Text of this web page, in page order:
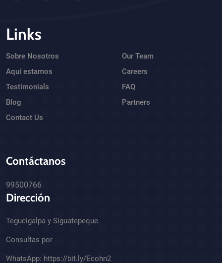
Links
Sobre Nosotros
Aquí estamos
Testimonials
Blog
Contact Us
Our Team
Careers
FAQ
Partners
Contáctanos
99500766
Dirección
Tegucigalpa y Siguatepeque.
Consultas por
WhatsApp: https://bit.ly/Ecohn2